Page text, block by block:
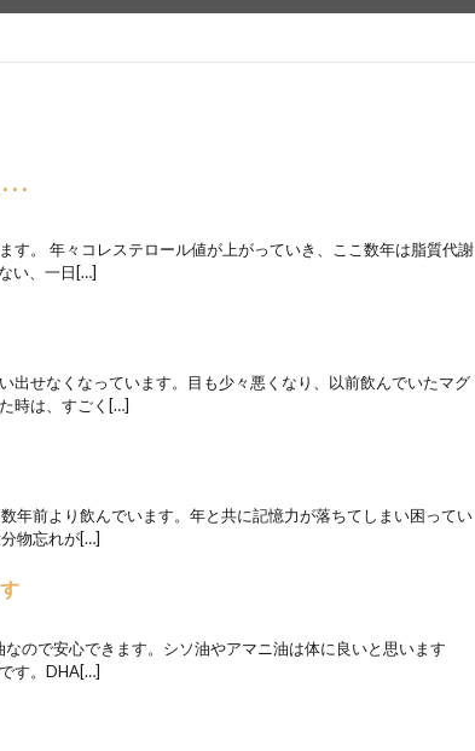
･･
す。 年々コレステロール値が上がっていき、ここ数年は脂質代謝
い、一日[…]
出せなくなっています。目も少々悪くなり、以前飲んでいたマグ
時は、すごく[…]
年前より飲んでいます。年と共に記憶力が落ちてしまい困ってい
物忘れが[…]
ので安心できます。シソ油やアマニ油は体に良いと思います
す。DHA[…]